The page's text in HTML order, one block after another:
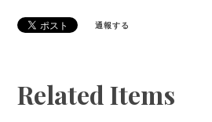
通報する
Related Items